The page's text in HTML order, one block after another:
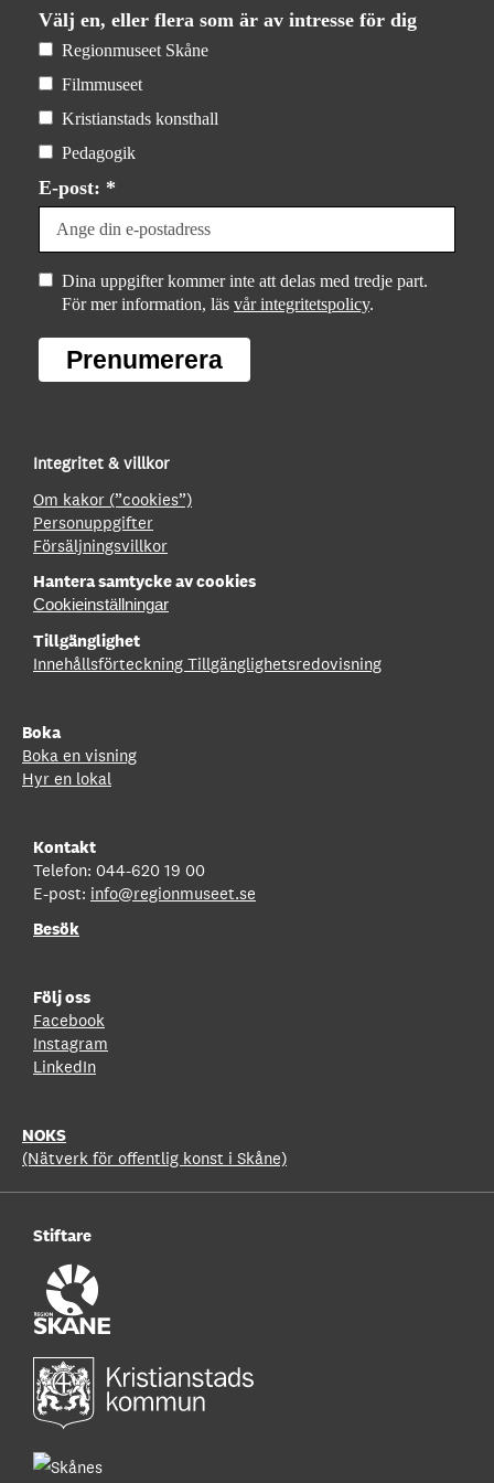
Välj en, eller flera som är av intresse för dig
Regionmuseet Skåne
Filmmuseet
Kristianstads konsthall
Pedagogik
E-post: *
Dina uppgifter kommer inte att delas med tredje part.
För mer information, läs vår integritetspolicy.
Prenumerera
Integritet & villkor
Om kakor (”cookies”)
Personuppgifter
Försäljningsvillkor
Hantera samtycke av cookies
Cookieinställningar
Tillgänglighet
Innehållsförteckning Tillgänglighetsredovisning
Boka
Boka en visning
Hyr en lokal
Kontakt
Telefon: 044-620 19 00
E-post: info@regionmuseet.se
Besök
Följ oss
Facebook
Instagram
LinkedIn
NOKS
(Nätverk för offentlig konst i Skåne)
Stiftare